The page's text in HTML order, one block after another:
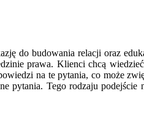
do budowania relacji oraz
prawa. Klienci chcą
na te pytania, co może
pytania. Tego rodzaju podejście